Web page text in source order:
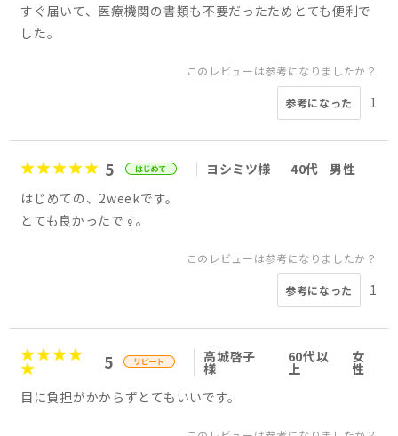
すぐ届いて、医療機関の書類も不要だったためとても便利で
した。
このレビューは参考になりましたか？
参考になった 1
5 ヨシミツ様 40代
男性
はじめての、2weekです。
とても良かったです。
このレビューは参考になりましたか？
参考になった 1
5 高城啓子
様
60代以
上
女
性
目に負担がかからずとてもいいです。